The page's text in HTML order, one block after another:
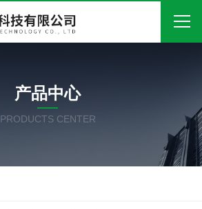
关于我们
产品中心
产品中心
PRODUCTS CENTER